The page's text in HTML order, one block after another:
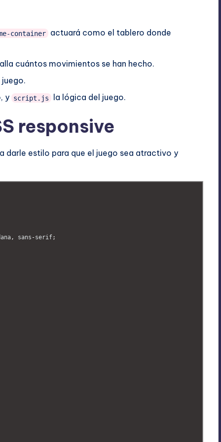
container
actuará como el tablero donde
cuántos movimientos se han hecho.
y script.js la lógica del juego.
responsive
darle estilo para que el juego sea atractivo y
, sans -serif;